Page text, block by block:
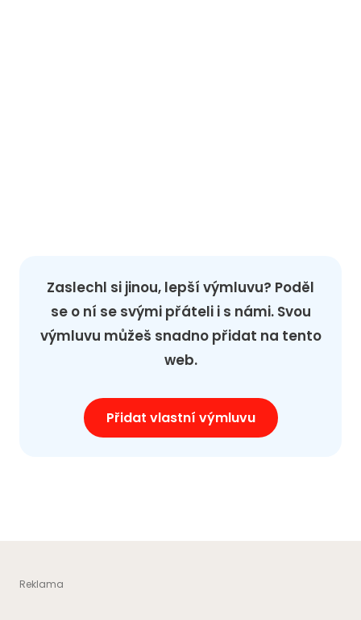
Zaslechl si jinou, lepší výmluvu? Poděl
se o ní se svými přáteli i s námi. Svou
výmluvu můžeš snadno přidat na tento
web.
Přidat vlastní výmluvu